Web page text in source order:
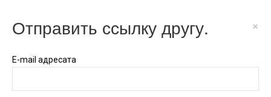
Отправить ссылку другу. ×
E-mail адресата